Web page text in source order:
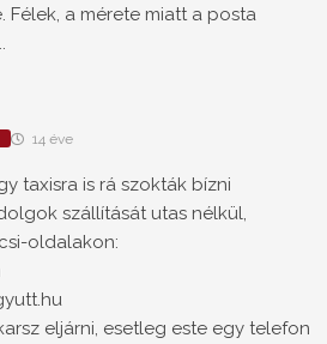
a mérete miatt a posta
14 éve
taxisra is rá szokták bízni
szállítását utas nélkül,
oldalakon:
eljárni, esetleg este egy telefon